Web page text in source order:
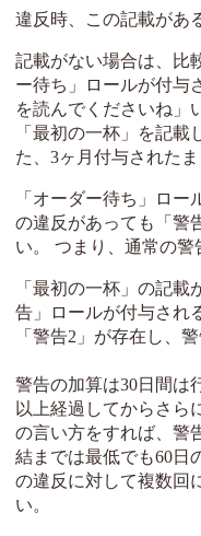
違反時、この記載があ
記載がない場合は、比
ー待ち」ロールが付与
を読んでくださいね」
「最初の一杯」を記載
た、3ヶ月付与された
「オーダー待ち」ロ
の違反があっても「警
い。 つまり、通常の警
「最初の一杯」の記
告」ロールが付与され
「警告2」が存在し、
警告の加算は30日間は
以上経過してからさら
の言い方をすれば、警
結までは最低でも60日
の違反に対して複数回
い。